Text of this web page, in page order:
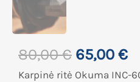
80,00€ 65,00 €
Karpinė ritė Okuma INC-